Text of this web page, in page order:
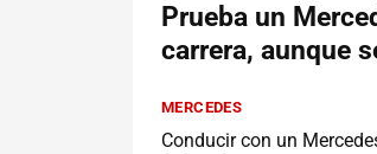
Prueba un
carrera, aunque
MERCEDES
Conducir con un